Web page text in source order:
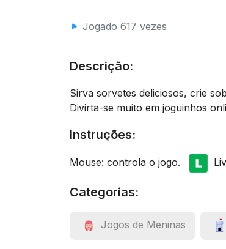
Jogado 617 vezes
Descrição:
Sirva sorvetes deliciosos, crie
Divirta-se muito em joguinhos
Instruções:
Mouse: controla o jogo.
Categorias:
Jogos de Meninas